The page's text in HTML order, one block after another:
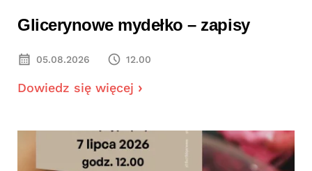
Glicerynowe mydełko – zapisy
05.08.2026 12.00
Dowiedz się więcej